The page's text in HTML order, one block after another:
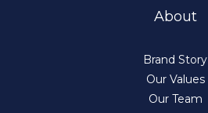
About
Brand Story
Our Values
Our Team